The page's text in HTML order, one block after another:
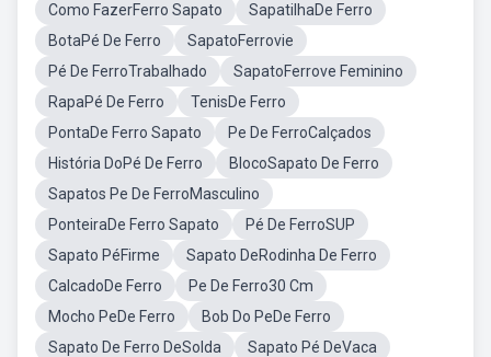
Como FazerFerro Sapato
SapatilhaDe Ferro
BotaPé De Ferro
SapatoFerrovie
Pé De FerroTrabalhado
SapatoFerrove Feminino
RapaPé De Ferro
TenisDe Ferro
PontaDe Ferro Sapato
Pe De FerroCalçados
História DoPé De Ferro
BlocoSapato De Ferro
Sapatos Pe De FerroMasculino
PonteiraDe Ferro Sapato
Pé De FerroSUP
Sapato PéFirme
Sapato DeRodinha De Ferro
CalcadoDe Ferro
Pe De Ferro30 Cm
Mocho PeDe Ferro
Bob Do PeDe Ferro
Sapato De Ferro DeSolda
Sapato Pé DeVaca